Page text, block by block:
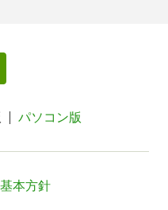
パソコン版
本方針